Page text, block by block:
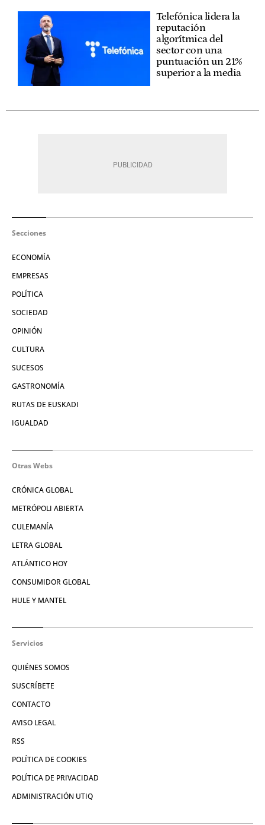
Telefónica lidera la
reputación
algorítmica del
sector con una
puntuación un 21%
superior a la media
Secciones
ECONOMÍA
EMPRESAS
POLÍTICA
SOCIEDAD
OPINIÓN
CULTURA
SUCESOS
GASTRONOMÍA
RUTAS DE EUSKADI
IGUALDAD
Otras Webs
CRÓNICA GLOBAL
METRÓPOLI ABIERTA
CULEMANÍA
LETRA GLOBAL
ATLÁNTICO HOY
CONSUMIDOR GLOBAL
HULE Y MANTEL
Servicios
QUIÉNES SOMOS
SUSCRÍBETE
CONTACTO
AVISO LEGAL
RSS
POLÍTICA DE COOKIES
POLÍTICA DE PRIVACIDAD
ADMINISTRACIÓN UTIQ